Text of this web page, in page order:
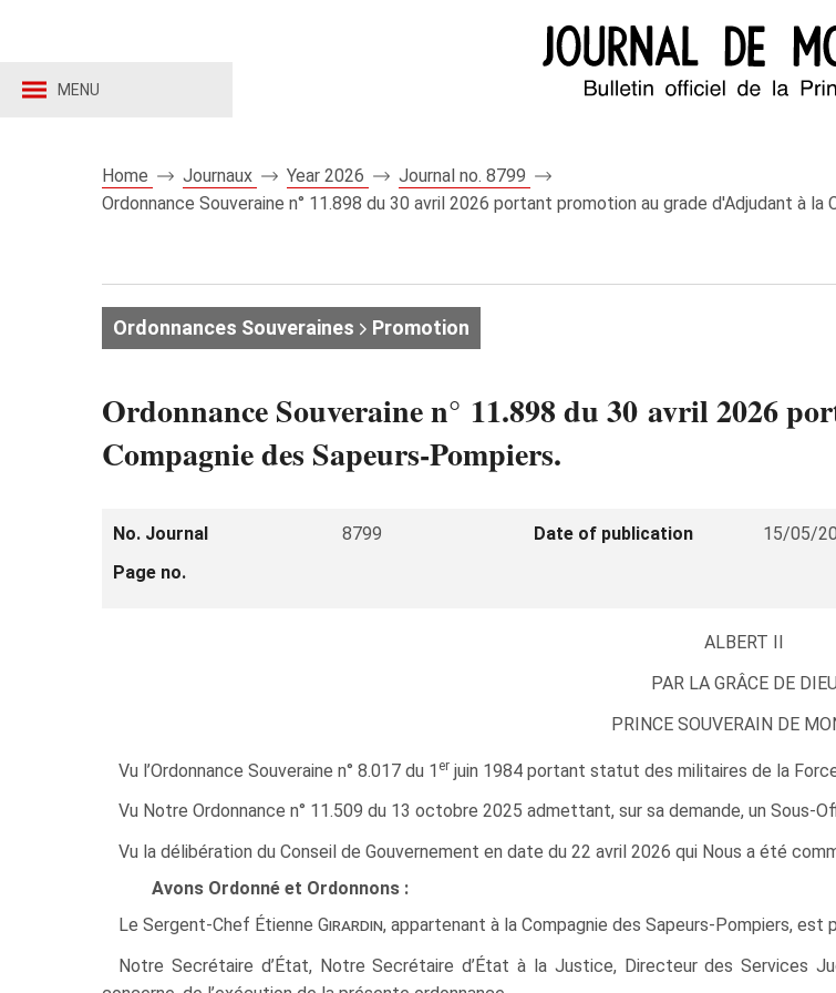
MENU
Home Journaux Year 2026
Journal no. 8799
Ordonnance Souveraine n° 11.898 du 30 avril 2026 portant promotion au grade d'Adjudant à la
Ordonnances Souveraines Promotion
Ordonnance Souveraine n° 11.898 du 30 avril 2026
Compagnie des Sapeurs-Pompiers.
No. Journal 8799 Date of publication 15/05/
Page no.
ALBERT II
PAR LA GRÂCE DE DIEU
PRINCE SOUVERAIN DE
Vu l’Ordonnance Souveraine n° 8.017 du 1 er juin 1984 portant statut des militaires de la
Vu Notre Ordonnance n° 11.509 du 13 octobre 2025 admettant, sur sa demande, un Sous-
Vu la délibération du Conseil de Gouvernement en date du 22 avril 2026 qui Nous a été
Avons Ordonné et Ordonnons :
Le Sergent-Chef ÉtienneGirardin, appartenant à la Compagnie des Sapeurs-Pompiers, est
Notre Secrétaire d’État, Notre Secrétaire d’État à la Justice, Directeur des Services